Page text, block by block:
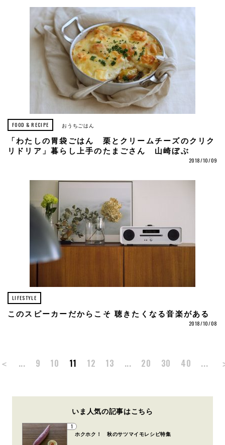
FOOD & RECIPE おうちごはん
「わたしの胃袋ごはん 栗とクリームチーズのクリク
リドリア」暮らし上手のたまごさん 山崎ぼぶ
2018/10/09
LIFESTYLE
このスピーカーだからこそ 聴きたくなる音楽がある
2018/10/08
＜ ... 9 10 11 12 13 ... 20 30 40 ...
いま人気の記事はこちら
1
ホクホク！ 秋のサツマイモレシピ特集